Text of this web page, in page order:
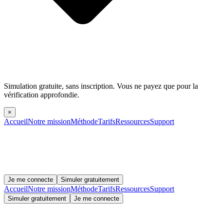
Simulation gratuite, sans inscription. Vous ne payez que pour la
vérification approfondie.
×
AccueilNotre missionMéthodeTarifsRessourcesSupport
Je me connecte Simuler gratuitement
AccueilNotre missionMéthodeTarifsRessourcesSupport
Simuler gratuitement Je me connecte